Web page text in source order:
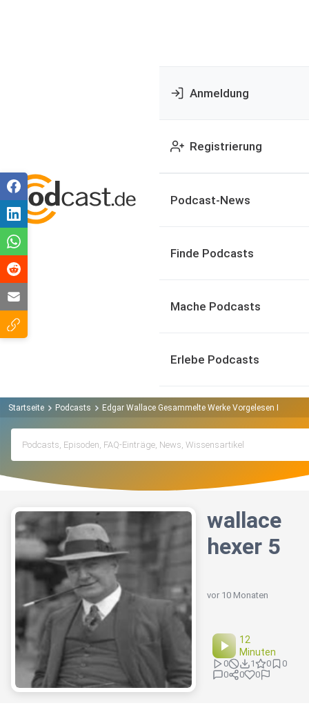
Anmeldung
Registrierung
Podcast-News
Finde Podcasts
Mache Podcasts
Erlebe Podcasts
Startseite Podcasts Edgar Wallace Gesammelte Werke Vorgelesen Podcast
wallace
hexer 5
vor 10 Monaten
12
Minuten
0 1 0
0
0
0 0